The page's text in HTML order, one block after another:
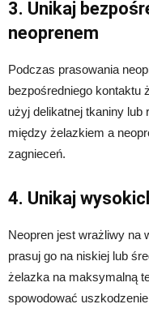
3. Unikaj
neoprenem
Podczas prasowania
bezpośredniego kontaktu
użyj delikatnej tkaniny
między żelazkiem a
zagnieceń.
4. Unikaj
Neopren jest wrażliwy na
prasuj go na niskiej lub
żelazka na maksymalną
spowodować uszkodzenie